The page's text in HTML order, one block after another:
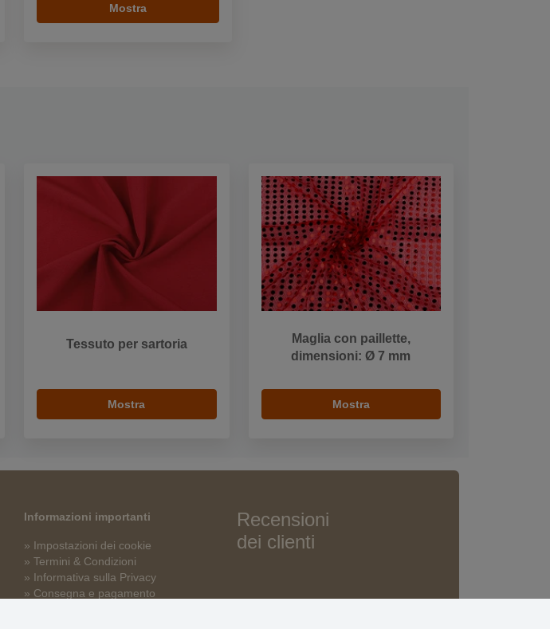
Mostra
Tessuto per sartoria
Mostra
Maglia con paillette,
dimensioni: Ø 7 mm
Mostra
Informazioni importanti
» Impostazioni dei cookie
» Termini & Condizioni
» Informativa sulla Privacy
» Consegna e pagamento
Recensioni
dei clienti